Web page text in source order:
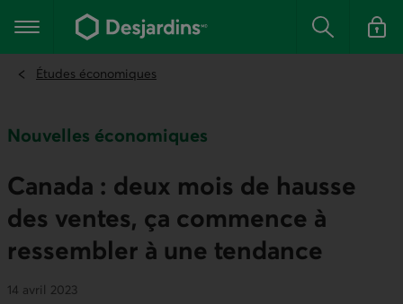
contenu
Menu principal Rechercher
Se
Études économiques
Nouvelles économiques
Canada : deux mois de hausse
des ventes, ça commence à
ressembler à une tendance
14 avril 2023